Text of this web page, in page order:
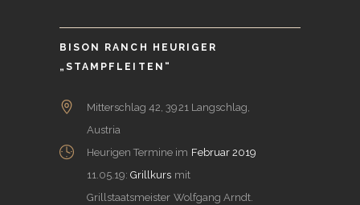
BISON RANCH HEURIGER
„STAMPFLEITEN“
Mitterschlag 42, 3921 Langschlag,
Austria
Heurigen Termine im Februar 2019
11.05.19:Grillkurs mit
Grillstaatsmeister Wolfgang Arndt.